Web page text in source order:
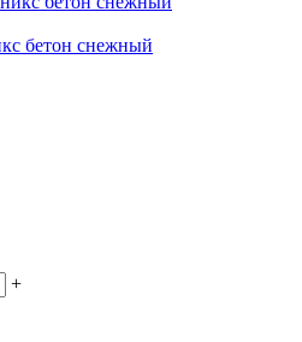
бетон снежный
+